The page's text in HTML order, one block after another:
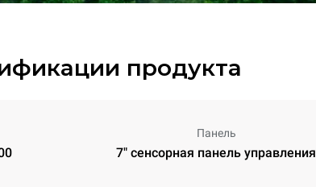
продукта
Панель
7" сенсорная панель управления